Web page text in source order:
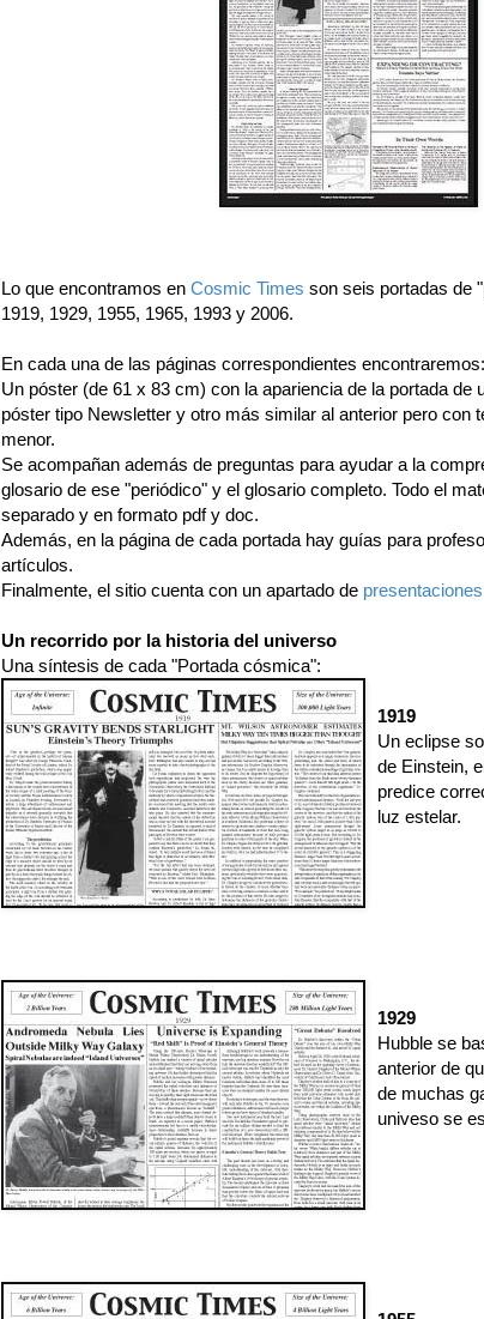
Lo que encontramos en Cosmic Times son seis portadas de
1919, 1929, 1955, 1965, 1993 y 2006.
En cada una de las páginas correspondientes encontraremos:
Un póster (de 61 x 83 cm) con la apariencia de la portada de
póster tipo Newsletter y otro más similar al anterior pero con
menor.
Se acompañan además de preguntas para ayudar a la
glosario de ese "periódico" y el glosario completo. Todo el
separado y en formato pdf y doc.
Además, en la página de cada portada hay guías para
artículos.
Finalmente, el sitio cuenta con un apartado de presentaciones
Un recorrido por la historia del universo
Una síntesis de cada "Portada cósmica":
1919
Un eclipse
de Einstein,
predice
luz estelar.
1929
Hubble se
anterior de
de muchas
univeso se